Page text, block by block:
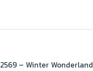
– Winter Wonderland